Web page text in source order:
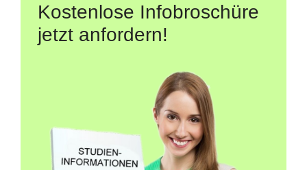
Kostenlose Infobroschüre
jetzt anfordern!